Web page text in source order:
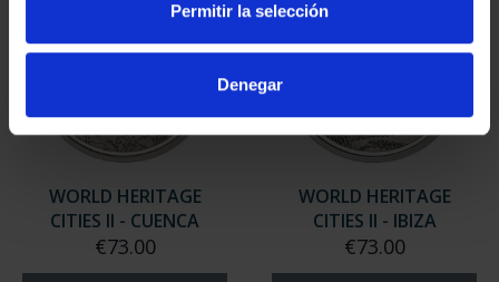
Permitir la selección
Denegar
WORLD HERITAGE
CITIES II - CUENCA
€73.00
WORLD HERITAGE
CITIES II - IBIZA
€73.00